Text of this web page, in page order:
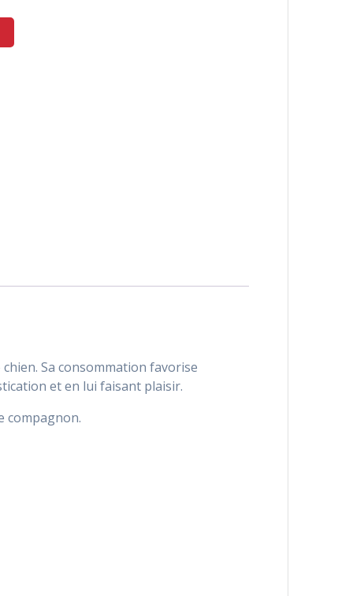
Sa consommation favorise
et en lui faisant plaisir.
compagnon.